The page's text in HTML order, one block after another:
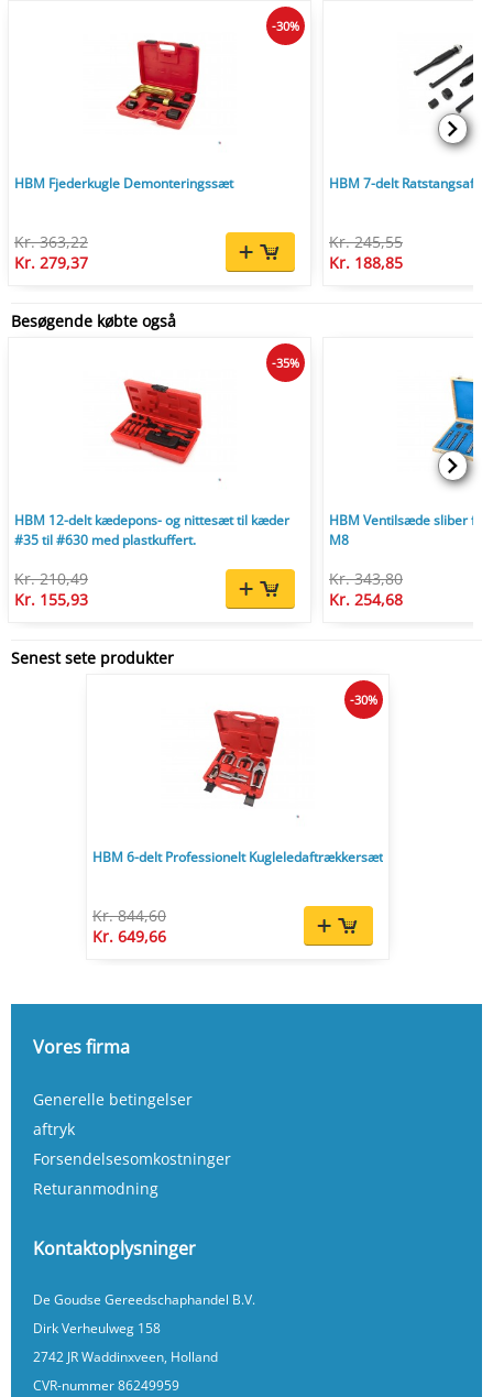
HBM Fjederkugle Demonteringssæt
Kr. 363,22
Kr. 279,37
-30%
HBM 7-delt
Kr. 245,55
Kr. 188,85
Besøgende købte også
HBM 12-delt kædepons- og nittesæt til kæder
#35 til #630 med plastkuffert.
Kr. 210,49
Kr. 155,93
-35%
HBM Ventilsæde sliber
M8
Kr. 343,80
Kr. 254,68
Senest sete produkter
HBM 6-delt Professionelt Kugleledaftrækkersæt
Kr. 844,60
Kr. 649,66
-30%
Vores firma
Generelle betingelser
aftryk
Forsendelsesomkostninger
Returanmodning
Kontaktoplysninger
De Goudse Gereedschaphandel B.V.
Dirk Verheulweg 158
2742 JR Waddinxveen, Holland
CVR-nummer 86249959